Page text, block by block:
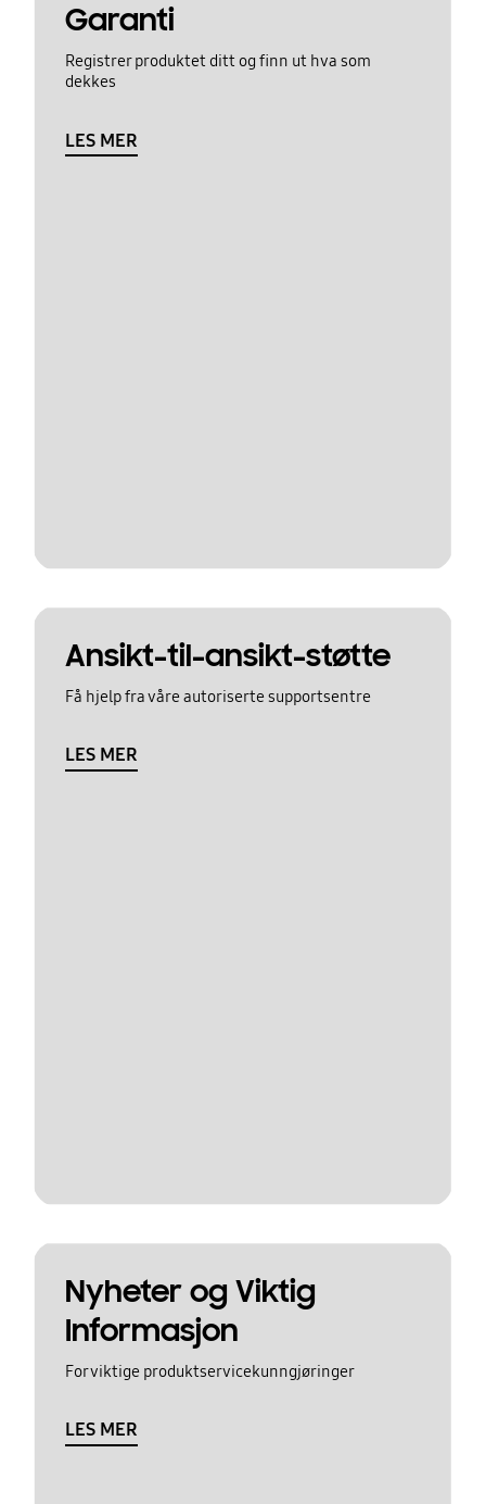
Garanti
Registrer produktet ditt og finn ut hva som
dekkes
LES MER
Ansikt-til-ansikt-støtte
Få hjelp fra våre autoriserte supportsentre
LES MER
Nyheter og Viktig
Informasjon
For viktige produktservicekunngjøringer
LES MER